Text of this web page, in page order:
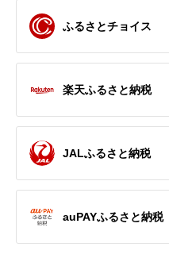
ふるさとチョイス
楽天ふるさと納税
JALふるさと納税
auPAYふるさと納税